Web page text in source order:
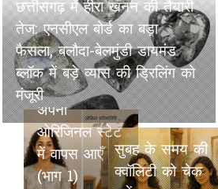
छत्तीसगढ़ में हीरा खनन की तैयारी तेज:
एनसीएल बोर्ड का बड़ा फैसला, बलौदा-
बेलमुंडी डायमंड ब्लॉक में बड़े व्यास की
ड्रिलिंग को मंजूरी
अच्छाईयों की
अपनी
ओरिजिनल स्टेट
में वापस आएँ
(भाग 1)
सुबह के समय
की क्वॉलिटी को
चेक करें